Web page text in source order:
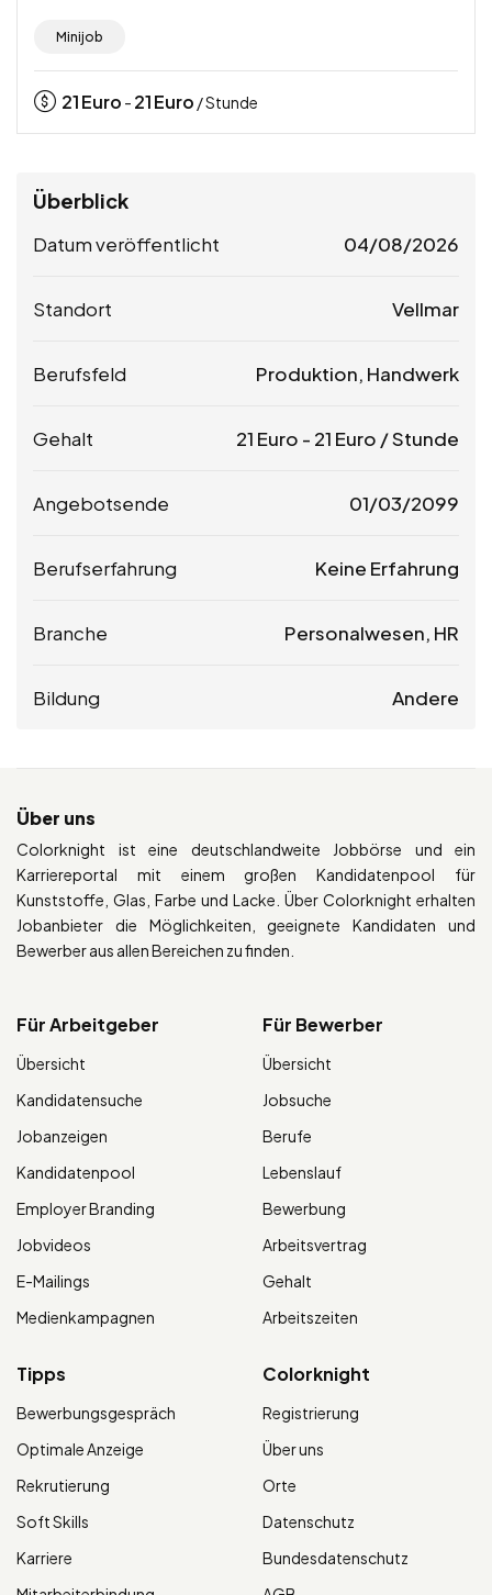
Minijob
21Euro - 21Euro / Stunde
Überblick
Datum veröffentlicht 04/08/2026
Standort Vellmar
Berufsfeld Produktion, Handwerk
Gehalt 21 Euro - 21 Euro / Stunde
Angebotsende 01/03/2099
Berufserfahrung Keine Erfahrung
Branche Personalwesen, HR
Bildung Andere
Über uns
Colorknight ist eine deutschlandweite Jobbörse und ein
Karriereportal mit einem großen Kandidatenpool für
Kunststoffe, Glas, Farbe und Lacke. Über Colorknight erhalten
Jobanbieter die Möglichkeiten, geeignete Kandidaten und
Bewerber aus allen Bereichen zu finden.
Für Arbeitgeber
Übersicht
Kandidatensuche
Jobanzeigen
Kandidatenpool
Employer Branding
Jobvideos
E-Mailings
Medienkampagnen
Für Bewerber
Übersicht
Jobsuche
Berufe
Lebenslauf
Bewerbung
Arbeitsvertrag
Gehalt
Arbeitszeiten
Tipps
Bewerbungsgespräch
Optimale Anzeige
Rekrutierung
Soft Skills
Karriere
Colorknight
Registrierung
Über uns
Orte
Datenschutz
Bundesdatenschutz